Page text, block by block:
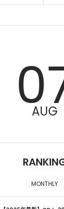
AUG
MONTHLY